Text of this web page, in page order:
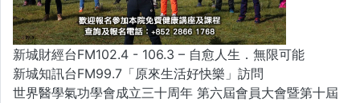
新城財經台FM102.4 - 106.3 – 自愈人生．無限可能
新城知訊台FM99.7「原來生活好快樂」訪問
世界醫學氣功學會成立三十周年 第六屆會員大會暨第十屆